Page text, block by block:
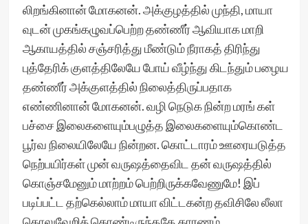
லிறங்கினான் மோகனன். அக்குழத்தில் முந்தி, மாயா
வுடன் முகங்கழுவப்பெற்ற தண்ணீர் ஆவியாக மாறி
ஆகாயத்தில் சஞ்சரித்து மீண்டும் நீராகத் திரிந்து
புத்தேரிக் குளத்திலேயே போய் வீழ்ந்து கிடந்தும் பழைய
தண்ணீர் அக்குளத்தில் நிலைத்திருப்பதாக
எண்ணினான் மோகனன். வழி நெடுக நின்ற மரங் கள்
பச்சை இலைகளையும்பழுத்த இலைகளையும்கொண்ட
பூர்வ நிலையிலேயே நின்றன. கொட்டாரம் ஊரையடுத்த
நெற்பயிர்கள் முன் வருஷத்தைவிட தன் வருஷத்தில்
கொஞ்சமேனும் மாற்றம் பெற்றிருக்கவேணுமே! இப்
படிப்பட்ட தற்கெல்லாம் மாயா விட்டகன்ற தவிசிலே லீலா